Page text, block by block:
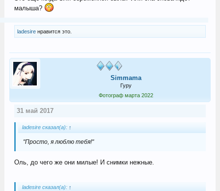
малыша?
ladesireнравится это.
Simmama
Гуру
Фотограф марта 2022
31 май 2017
ladesire сказал(а): ↑
"Просто, я люблю тебя!"
Оль, до чего же они милые! И снимки нежные.
ladesire сказал(а): ↑